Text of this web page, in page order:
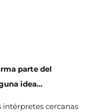
parte del
idea…
intérpretes cercanas